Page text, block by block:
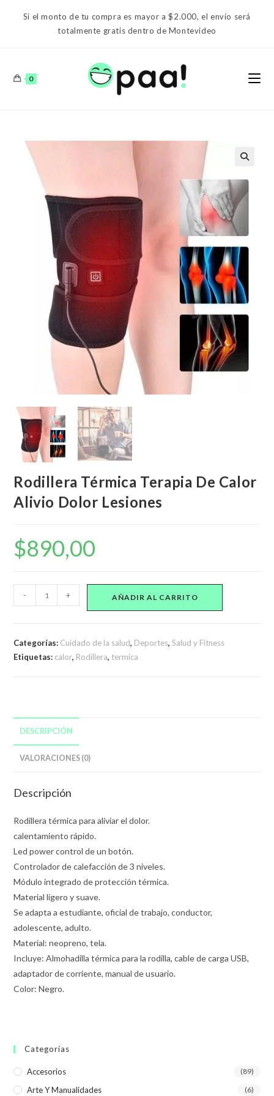
Si el monto de tu compra es mayor a $2.000, el envío será
totalmente gratis dentro de Montevideo
0
Rodillera Térmica Terapia De Calor
Alivio Dolor Lesiones
$890,00
Térmica
Calor
- + AÑADIR AL CARRITO
Categorías: Cuidado de la salud, Deportes,Salud y Fitness
Etiquetas: calor, Rodillera, termica
DESCRIPCIÓN
VALORACIONES (0)
Descripción
Rodillera térmica para aliviar el dolor.
calentamiento rápido.
Led power control de un botón.
Controlador de calefacción de 3 niveles.
Módulo integrado de protección térmica.
Material ligero y suave.
Se adapta a estudiante, oficial de trabajo, conductor,
adolescente, adulto.
Material: neopreno, tela.
Incluye: Almohadilla térmica para la rodilla, cable de carga USB,
adaptador de corriente, manual de usuario.
Color: Negro.
Categorías
Accesorios (89)
Arte Y Manualidades (6)